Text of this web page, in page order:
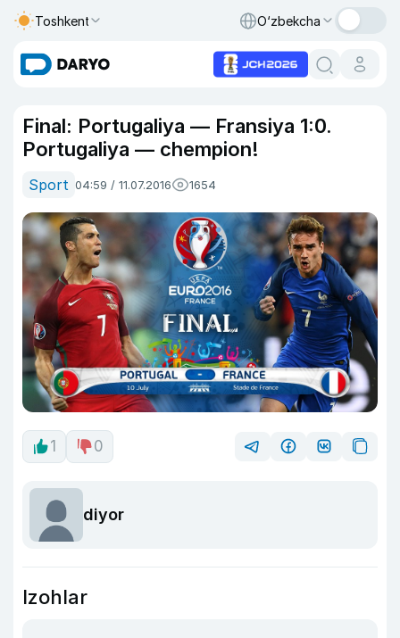
Toshkent O‘zbekcha
Final: Portugaliya — Fransiya 1:0.
Portugaliya — chempion!
Sport 04:59 / 11.07.2016 1654
1 0
diyor
Izohlar